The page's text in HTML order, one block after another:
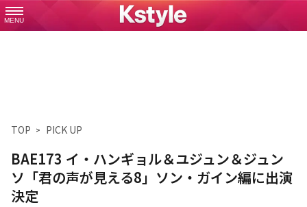
MENU
TOP PICK UP
BAE173 イ・ハンギョル＆ユジュン＆ジュン
ソ「君の声が見える8」ソン・ガイン編に出演
決定